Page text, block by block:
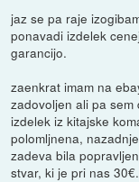
jaz se pa raje
ponavadi izdelek
garancijo.
zaenkrat imam na
zadovoljen ali pa
izdelek iz kitajske
polomljnena,
zadeva bila
stvar, ki je pri nas 30€.